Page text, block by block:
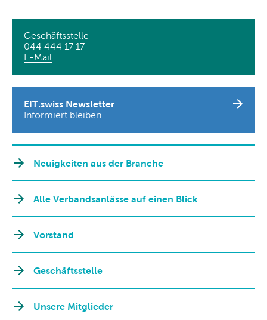
Geschäftsstelle
044 444 17 17
E-Mail
EIT.swiss Newsletter
Informiert bleiben
Neuigkeiten aus der Branche
Alle Verbandsanlässe auf einen Blick
Vorstand
Geschäftsstelle
Unsere Mitglieder